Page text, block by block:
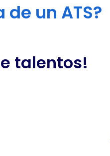
un ATS?
talentos!